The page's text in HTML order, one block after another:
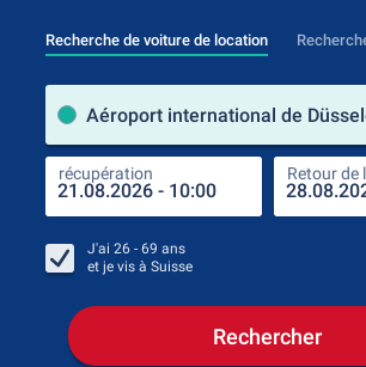
Recherche de voiture de location
récupération Retour de
J'ai 26 - 69 ans
et je vis à Suisse
Rechercher